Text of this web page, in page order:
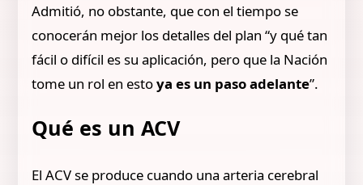
Admitió, no obstante, que con el tiempo se
conocerán mejor los detalles del plan “y qué tan
fácil o difícil es su aplicación, pero que la Nación
tome un rol en estoya es un paso adelante”.
Qué es un ACV
El ACV se produce cuando una arteria cerebral